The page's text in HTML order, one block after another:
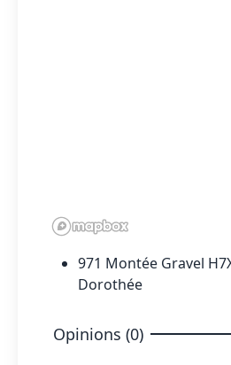
971 Montée Gravel
Dorothée
Opinions (0)